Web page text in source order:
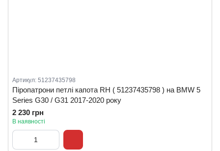
Артикул: 51237435798
Піропатрони петлі капота RH ( 51237435798 ) на BMW 5
Series G30 / G31 2017-2020 року
2 230 грн
В наявності